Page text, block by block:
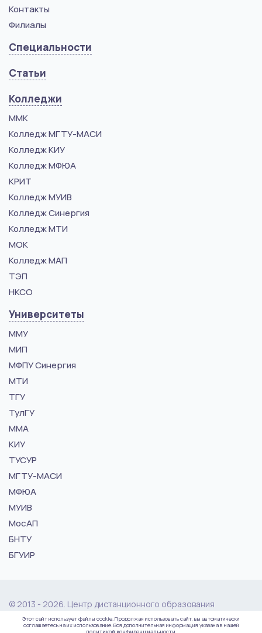
Контакты
Филиалы
Специальности
Статьи
Колледжи
ММК
Колледж МГТУ-МАСИ
Колледж КИУ
Колледж МФЮА
КРИТ
Колледж МУИВ
Колледж Синергия
Колледж МТИ
МОК
Колледж МАП
ТЭП
НКСО
Университеты
ММУ
МИП
МФПУ Синергия
МТИ
ТГУ
ТулГУ
ММА
КИУ
ТУСУР
МГТУ-МАСИ
МФЮА
МУИВ
МосАП
БНТУ
БГУИР
© 2013 - 2026. Центр дистанционного образования
"vuz24.ru"
Этот сайт использует файлы cookie. Продолжая использовать сайт, вы автоматически
соглашаетесь на их использование. Вся дополнительная информация указана в нашей